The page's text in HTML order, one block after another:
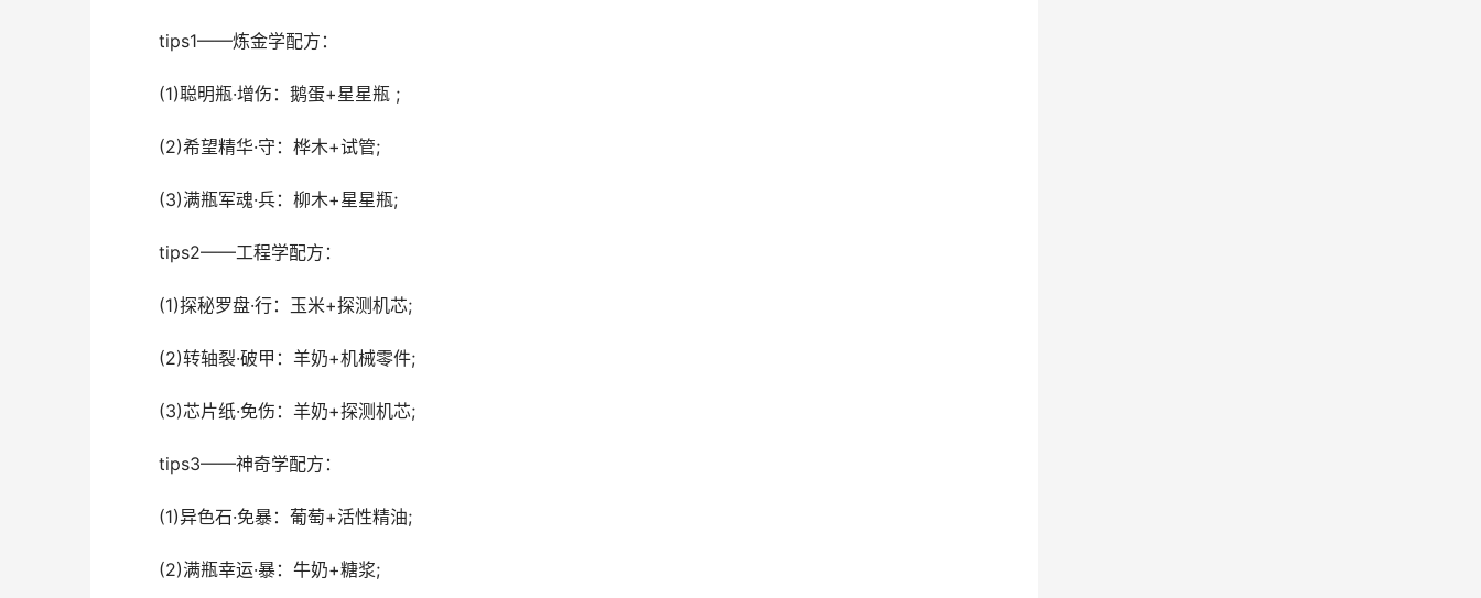
tips1——炼金学配方：
(1)聪明瓶·增伤：鹅蛋+星星瓶 ;
(2)希望精华·守：桦木+试管;
(3)满瓶军魂·兵：柳木+星星瓶;
tips2——工程学配方：
(1)探秘罗盘·行：玉米+探测机芯;
(2)转轴裂·破甲：羊奶+机械零件;
(3)芯片纸·免伤：羊奶+探测机芯;
tips3——神奇学配方：
(1)异色石·免暴：葡萄+活性精油;
(2)满瓶幸运·暴：牛奶+糖浆;